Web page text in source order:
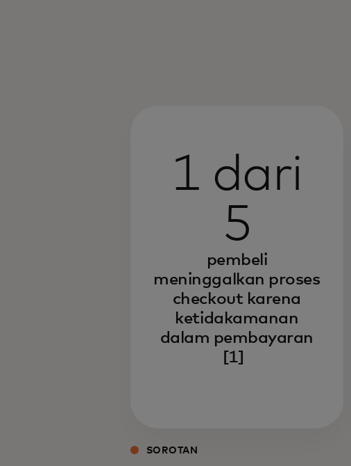
1 dari
5
pembeli
meninggalkan proses
checkout karena
ketidakamanan
dalam pembayaran
[1]
SOROTAN